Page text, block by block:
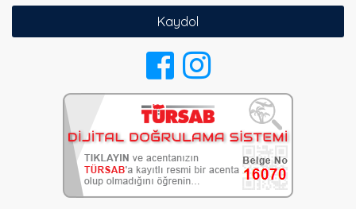
Kaydol